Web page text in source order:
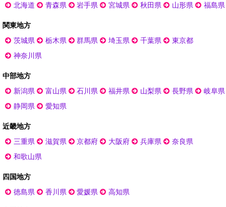
北海道
青森県 岩手県 宮城県 秋田県 山形県 福島県
関東地方
茨城県
栃木県 群馬県 埼玉県 千葉県
東京都
神奈川県
中部地方
新潟県
富山県 石川県 福井県 山梨県 長野県
岐阜県
静岡県
愛知県
近畿地方
三重県
滋賀県 京都府 大阪府 兵庫県
奈良県
和歌山県
四国地方
徳島県
香川県 愛媛県 高知県